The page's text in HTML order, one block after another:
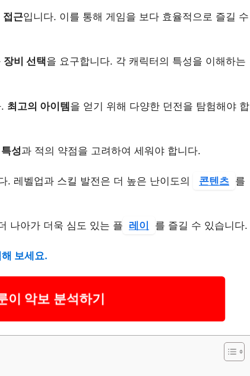
접근입니다. 이를 통해 게임을 보다 효율적으로 즐길 수
장비 선택을 요구합니다. 각 캐릭터의 특성을 이해하는
최고의 아이템을 얻기 위해 다양한 던전을 탐험해야 합
특성과 적의 약점을 고려하여 세워야 합니다.
. 레벨업과 스킬 발전은 더 높은 난이도의 콘텐츠 를
나아가 더욱 심도 있는 플 레이 를 즐길 수 있습니다.
보세요.
이 악보 분석하기